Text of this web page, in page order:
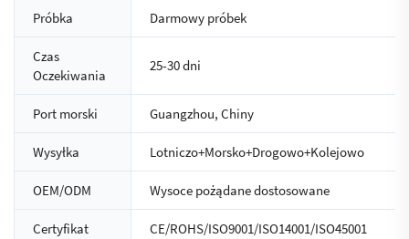
Próbka Darmowy próbek
Czas
Oczekiwania
25-30 dni
Port morski Guangzhou, Chiny
Wysyłka Lotniczo+Morsko+Drogowo+Kolejowo
OEM/ODM Wysoce pożądane dostosowane
Certyfikat CE/ROHS/ISO9001/ISO14001/ISO45001